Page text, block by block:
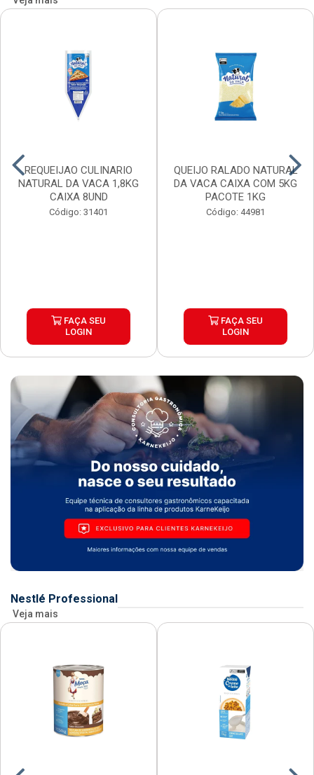
REQUEIJAO CULINARIO
NATURAL DA VACA 1,8KG
CAIXA 8UND
Código: 31401
FAÇA SEU
LOGIN
QUEIJO RALADO NATURAL
DA VACA CAIXA COM 5KG
PACOTE 1KG
Código: 44981
FAÇA SEU
LOGIN
Nestlé Professional
Veja mais